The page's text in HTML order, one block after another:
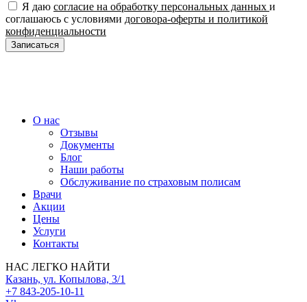
Я даю согласие на обработку персональных данных и
соглашаюсь с условиями договора-оферты и политикой
конфиденциальности
Записаться
О нас
Отзывы
Документы
Блог
Наши работы
Обслуживание по страховым полисам
Врачи
Акции
Цены
Услуги
Контакты
НАС ЛЕГКО НАЙТИ
Казань, ул. Копылова, 3/1
+7 843-205-10-11